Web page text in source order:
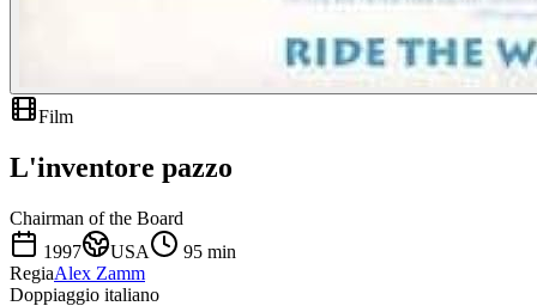
Film
L'inventore pazzo
Chairman of the Board
1997
USA 95 min
RegiaAlex Zamm
Doppiaggio italiano